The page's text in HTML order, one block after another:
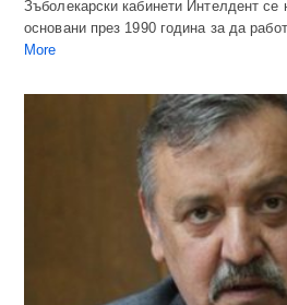
Зъболекарски кабинети Интелдент
основани през 1990 година за да
More